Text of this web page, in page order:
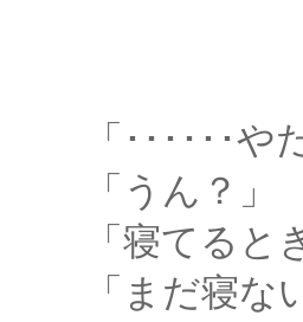
･･やだ
？」
ときに、
寝ない